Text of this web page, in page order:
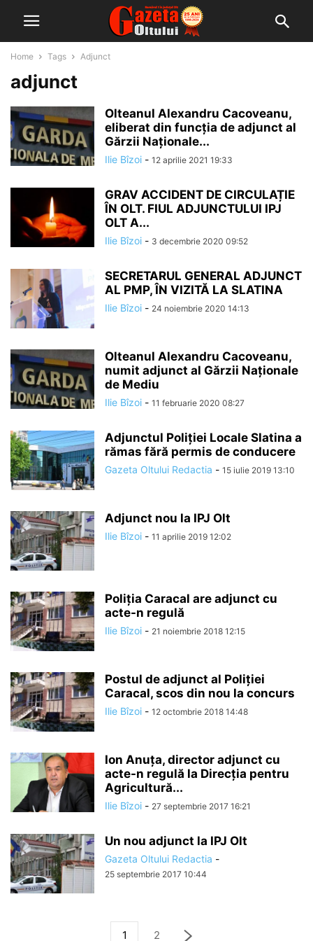
Home Tags Adjunct
adjunct
Olteanul Alexandru Cacoveanu,
eliberat din funcția de adjunct al
Gărzii Naționale...
Ilie Bîzoi - 12 aprilie 2021 19:33
GRAV ACCIDENT DE CIRCULAȚIE
ÎN OLT. FIUL ADJUNCTULUI IPJ
OLT A...
Ilie Bîzoi - 3 decembrie 2020 09:52
SECRETARUL GENERAL ADJUNCT
AL PMP, ÎN VIZITĂ LA SLATINA
Ilie Bîzoi - 24 noiembrie 2020 14:13
Olteanul Alexandru Cacoveanu,
numit adjunct al Gărzii Naționale
de Mediu
Ilie Bîzoi - 11 februarie 2020 08:27
Adjunctul Poliţiei Locale Slatina a
rămas fără permis de conducere
Gazeta Oltului Redactia - 15 iulie 2019 13:10
Adjunct nou la IPJ Olt
Ilie Bîzoi - 11 aprilie 2019 12:02
Poliția Caracal are adjunct cu
acte-n regulă
Ilie Bîzoi - 21 noiembrie 2018 12:15
Postul de adjunct al Poliției
Caracal, scos din nou la concurs
Ilie Bîzoi - 12 octombrie 2018 14:48
Ion Anuţa, director adjunct cu
acte-n regulă la Direcţia pentru
Agricultură...
Ilie Bîzoi - 27 septembrie 2017 16:21
Un nou adjunct la IPJ Olt
Gazeta Oltului Redactia -
25 septembrie 2017 10:44
1 2